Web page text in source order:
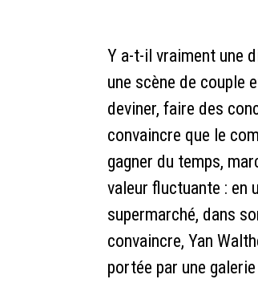
Y a-t-il vraiment une
une scène de couple
deviner, faire des
convaincre que le
gagner du temps,
valeur fluctuante : en
supermarché, dans
convaincre, Yan
portée par une